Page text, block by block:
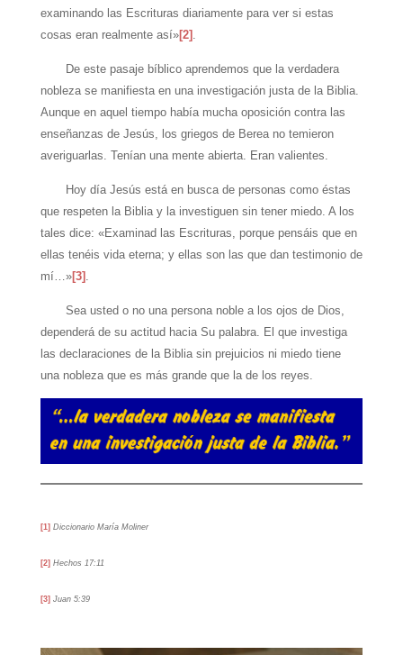
examinando las Escrituras diariamente para ver si estas
cosas eran realmente así»[2] .
De este pasaje bíblico aprendemos que la verdadera
nobleza se manifiesta en una investigación justa de la Biblia.
Aunque en aquel tiempo había mucha oposición contra las
enseñanzas de Jesús, los griegos de Berea no temieron
averiguarlas. Tenían una mente abierta. Eran valientes.
Hoy día Jesús está en busca de personas como éstas
que respeten la Biblia y la investiguen sin tener miedo. A los
tales dice: «Examinad las Escrituras, porque pensáis que en
ellas tenéis vida eterna; y ellas son las que dan testimonio de
mí…»[3] .
Sea usted o no una persona noble a los ojos de Dios,
dependerá de su actitud hacia Su palabra. El que investiga
las declaraciones de la Biblia sin prejuicios ni miedo tiene
una nobleza que es más grande que la de los reyes.
[1] Diccionario María Moliner
[2] Hechos 17:11
[3] Juan 5:39